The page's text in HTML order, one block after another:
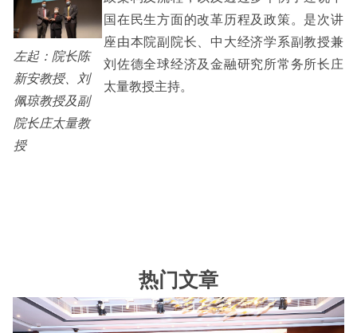
左起：院长陈
新安教授、刘
佩琼教授及副
院长庄太量教
授
国在民生方面的改革历程及政策。是次讲
座由本院副院长、中大经济学系副教授兼
刘佐德全球经济及金融研究所常务所长庄
太量教授主持。
热门文章